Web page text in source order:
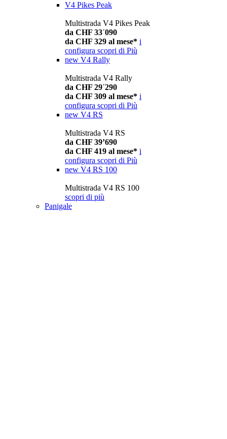
V4 Pikes Peak
Multistrada V4 Pikes Peak
da CHF 33´090
da CHF 329 al mese* i
configura scopri di Più
new V4 Rally
Multistrada V4 Rally
da CHF 29´290
da CHF 309 al mese* i
configura scopri di Più
new V4 RS
Multistrada V4 RS
da CHF 39’690
da CHF 419 al mese* i
configura scopri di Più
new V4 RS 100
Multistrada V4 RS 100
scopri di più
Panigale